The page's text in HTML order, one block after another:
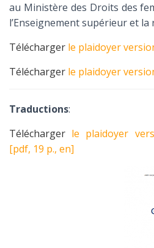
au Ministère des Droits des
l’Enseignement supérieur et la
Télécharger le plaidoyer
Télécharger le plaidoyer
Traductions:
Télécharger le plaidoyer
[pdf, 19 p., en]